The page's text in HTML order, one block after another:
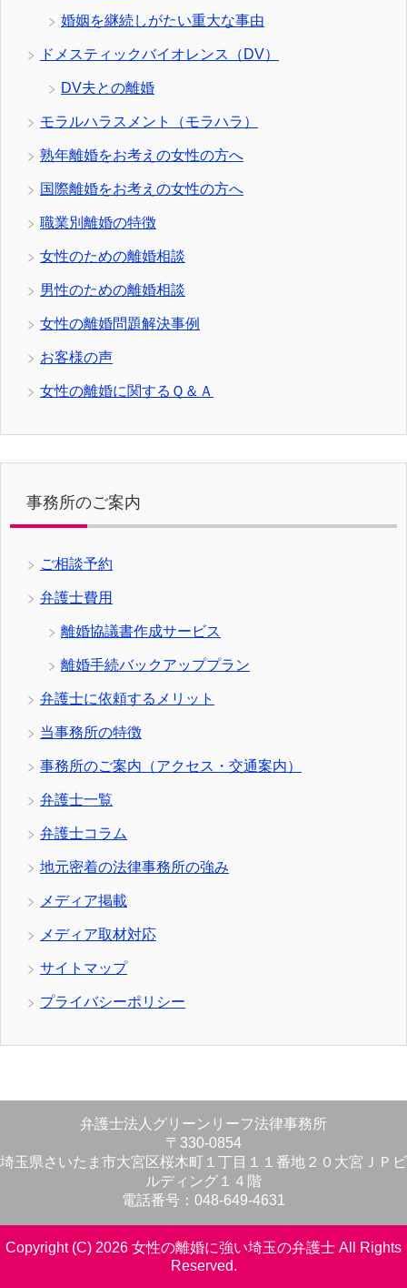
婚姻を継続しがたい重大な事由
ドメスティックバイオレンス（DV）
DV夫との離婚
モラルハラスメント（モラハラ）
熟年離婚をお考えの女性の方へ
国際離婚をお考えの女性の方へ
職業別離婚の特徴
女性のための離婚相談
男性のための離婚相談
女性の離婚問題解決事例
お客様の声
女性の離婚に関するＱ＆Ａ
事務所のご案内
ご相談予約
弁護士費用
離婚協議書作成サービス
離婚手続バックアッププラン
弁護士に依頼するメリット
当事務所の特徴
事務所のご案内（アクセス・交通案内）
弁護士一覧
弁護士コラム
地元密着の法律事務所の強み
メディア掲載
メディア取材対応
サイトマップ
プライバシーポリシー
弁護士法人グリーンリーフ法律事務所
〒330-0854
埼玉県さいたま市大宮区桜木町１丁目１１番地２０大宮ＪＰビ
ルディング１４階
電話番号：048-649-4631
Copyright (C) 2026 女性の離婚に強い埼玉の弁護士 All Rights
Reserved.